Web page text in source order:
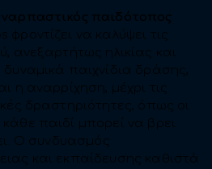
παιδότοπος
να καλύψει τις
ανεξαρτήτως ηλικίας και
παιχνίδια δράσης,
η αναρρίχηση, μέχρι τις
δραστηριότητες, όπως οι
παιδί μπορεί να βρει
Ο συνδυασμός
και εκπαίδευσης καθιστά